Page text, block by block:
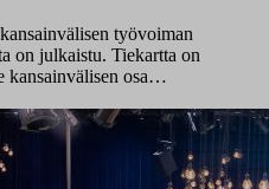
työvoiman
on julkaistu. Tiekartta on
kansainvälisen osa…